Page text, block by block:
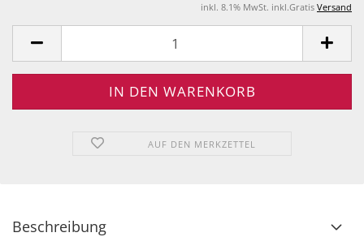
inkl. 8.1% MwSt. inkl.Gratis Versand
AUF DEN MERKZETTEL
Beschreibung